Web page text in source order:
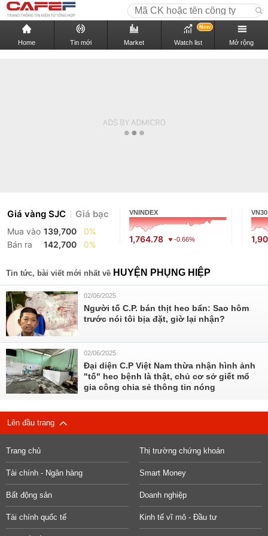
Home Tin mới Market Watch list
New
Mở rộng
Giá vàng SJC Giá bạc
Mua vào 139,700
0%
Bán ra
142,700 0%
VNINDEX
1,764.78 -0.66%
VN30
Tin tức, bài viết mới nhất về HUYỆN PHỤNG HIỆP
02/06/2025
Người tố C.P. bán thịt heo bẩn: Sao hôm
trước nói tôi bịa đặt, giờ lại nhận?
02/06/2025
Đại diện C.P Việt Nam thừa nhận hình ảnh
"tố" heo bệnh là thật, chủ cơ sở giết mổ
gia công chia sẻ thông tin nóng
Lên đầu trang
Trang chủ Thị trường chứng khoán
Tài chính - Ngân hàng Smart Money
Bất động sản Doanh nghiệp
Tài chính quốc tế Kinh tế vĩ mô - Đầu tư